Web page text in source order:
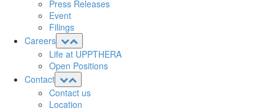
Press Releases
Event
Filings
Careers
Life at UPPTHERA
Open Positions
Contact
Contact us
Location